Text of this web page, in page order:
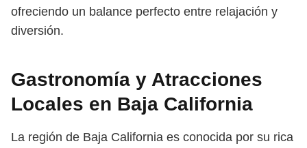
ofreciendo un balance perfecto entre relajación y
diversión.
Gastronomía y Atracciones
Locales en Baja California
La región de Baja California es conocida por su rica